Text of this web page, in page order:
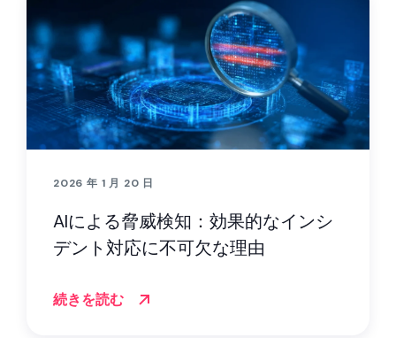
2026 年 1 月 20 日
AIによる脅威検知：効果的なインシ
デント対応に不可欠な理由
続きを読む